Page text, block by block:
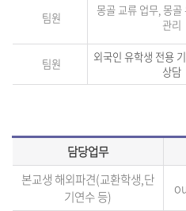
팀원
몽골 교류 업무, 몽골
관리
팀원
외국인 유학생 전용
상담
담당업무
본교생 해외파견(교환학생,단
기연수 등)
o